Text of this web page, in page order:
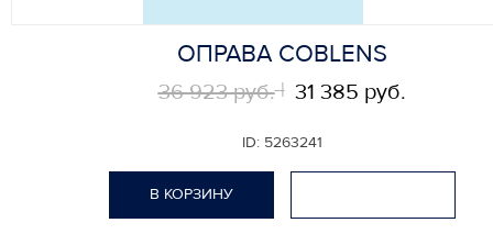
ОПРАВА COBLENS
ID: 5263241
36 923 руб. 31 385 руб.
В КОРЗИНУ